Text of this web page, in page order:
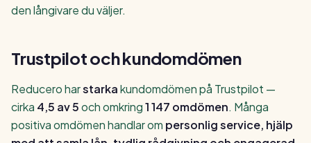
den långivare du väljer.
Trustpilot och kundomdömen
Reducero harstarkakundomdömen på Trustpilot —
cirka 4,5 av 5och omkring1 147 omdömen. Många
positiva omdömen handlar om personlig service, hjälp